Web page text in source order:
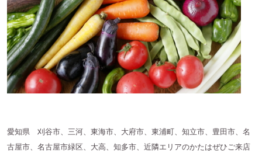
愛知県 刈谷市、三河、東海市、大府市、東浦町、知立市、豊田市、名
古屋市、名古屋市緑区、大高、知多市、近隣エリアのかたはぜひご来店